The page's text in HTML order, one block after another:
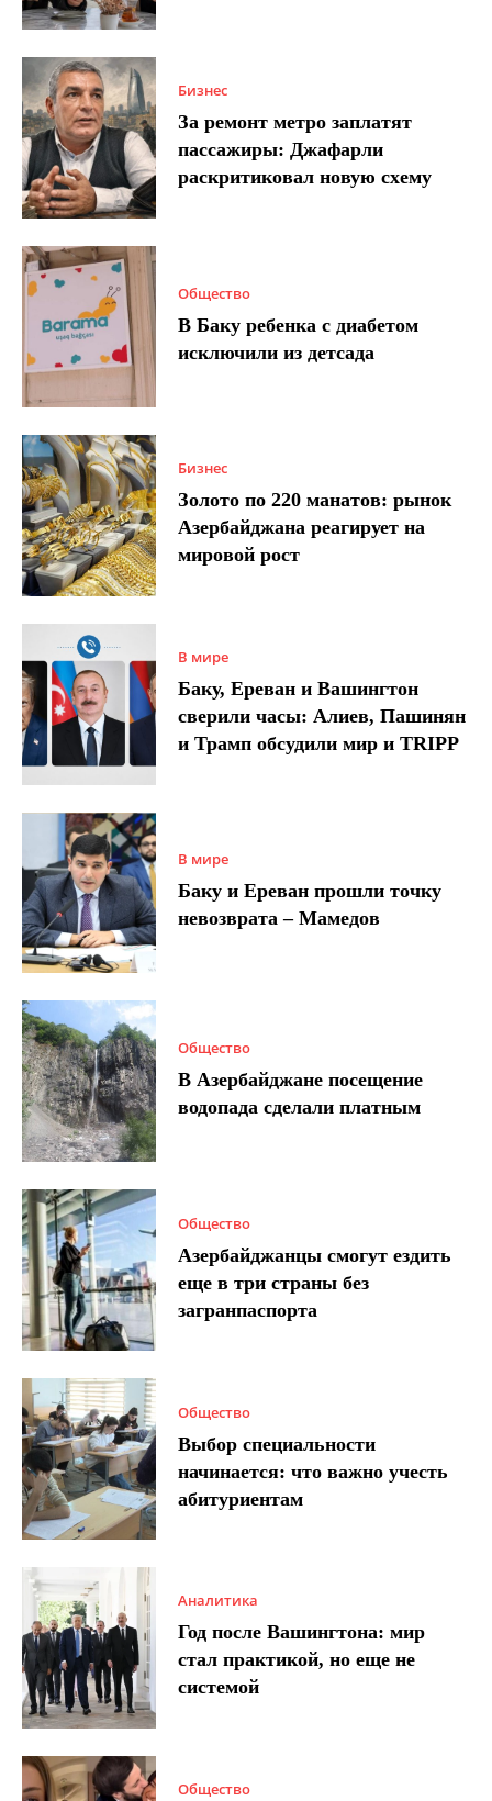
Бизнес
За ремонт метро заплатят
пассажиры: Джафарли
раскритиковал новую схему
Общество
В Баку ребенка с диабетом
исключили из детсада
Бизнес
Золото по 220 манатов: рынок
Азербайджана реагирует на
мировой рост
В мире
Баку, Ереван и Вашингтон
сверили часы: Алиев, Пашинян
и Трамп обсудили мир и TRIPP
В мире
Баку и Ереван прошли точку
невозврата – Мамедов
Общество
В Азербайджане посещение
водопада сделали платным
Общество
Азербайджанцы смогут ездить
еще в три страны без
загранпаспорта
Общество
Выбор специальности
начинается: что важно учесть
абитуриентам
Аналитика
Год после Вашингтона: мир
стал практикой, но еще не
системой
Общество